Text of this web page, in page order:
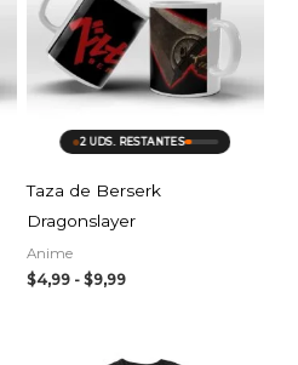
2 UDS. RESTANTES
Taza de Berserk
Dragonslayer
Anime
$4,99 - $9,99
$4,99
hasta
$9,99